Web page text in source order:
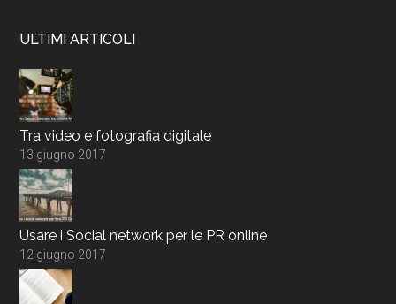
ULTIMI ARTICOLI
Tra video e fotografia digitale
13 giugno 2017
Usare i Social network per le PR online
12 giugno 2017